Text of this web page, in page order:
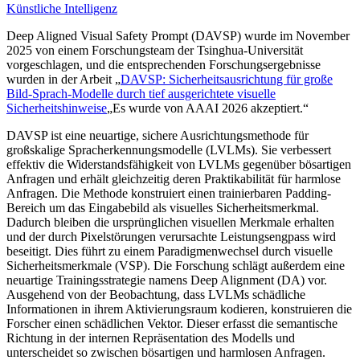
Künstliche Intelligenz
Deep Aligned Visual Safety Prompt (DAVSP) wurde im November
2025 von einem Forschungsteam der Tsinghua-Universität
vorgeschlagen, und die entsprechenden Forschungsergebnisse
wurden in der Arbeit „DAVSP: Sicherheitsausrichtung für große
Bild-Sprach-Modelle durch tief ausgerichtete visuelle
Sicherheitshinweise„Es wurde von AAAI 2026 akzeptiert.“
DAVSP ist eine neuartige, sichere Ausrichtungsmethode für
großskalige Spracherkennungsmodelle (LVLMs). Sie verbessert
effektiv die Widerstandsfähigkeit von LVLMs gegenüber bösartigen
Anfragen und erhält gleichzeitig deren Praktikabilität für harmlose
Anfragen. Die Methode konstruiert einen trainierbaren Padding-
Bereich um das Eingabebild als visuelles Sicherheitsmerkmal.
Dadurch bleiben die ursprünglichen visuellen Merkmale erhalten
und der durch Pixelstörungen verursachte Leistungsengpass wird
beseitigt. Dies führt zu einem Paradigmenwechsel durch visuelle
Sicherheitsmerkmale (VSP). Die Forschung schlägt außerdem eine
neuartige Trainingsstrategie namens Deep Alignment (DA) vor.
Ausgehend von der Beobachtung, dass LVLMs schädliche
Informationen in ihrem Aktivierungsraum kodieren, konstruieren die
Forscher einen schädlichen Vektor. Dieser erfasst die semantische
Richtung in der internen Repräsentation des Modells und
unterscheidet so zwischen bösartigen und harmlosen Anfragen.